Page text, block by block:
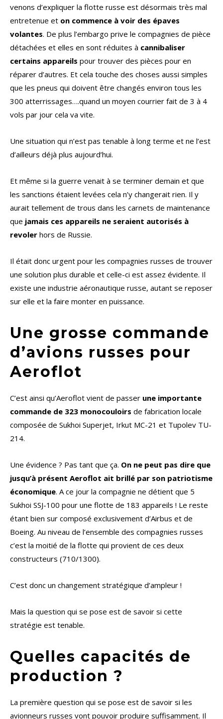
venons d’expliquer la flotte russe est désormais très mal
entretenue et on commence à voir des épaves
volantes. De plus l’embargo prive le compagnies de pièce
détachées et elles en sont réduites à cannibaliser
certains appareils pour trouver des pièces pour en
réparer d’autres. Et cela touche des choses aussi simples
que les pneus qui doivent être changés environ tous les
300 atterrissages….quand un moyen courrier fait de 3 à 4
vols par jour cela va vite.
Une situation qui n’est pas tenable à long terme et ne l’est
d’ailleurs déjà plus aujourd’hui.
Et même si la guerre venait à se terminer demain et que
les sanctions étaient levées cela n’y changerait rien. Il y
aurait tellement de trous dans les carnets de maintenance
que jamais ces appareils ne seraient autorisés à
revoler hors de Russie.
Il était donc urgent pour les compagnies russes de trouver
une solution plus durable et celle-ci est assez évidente. Il
existe une industrie aéronautique russe, autant se reposer
sur elle et la faire monter en puissance.
Une grosse commande
d’avions russes pour
Aeroflot
C’est ainsi qu’Aeroflot vient de passer une importante
commande de 323 monocouloirs de fabrication locale
composée de Sukhoi Superjet, Irkut MC-21 et Tupolev TU-
214.
Une évidence ? Pas tant que ça. On ne peut pas dire que
jusqu’à présent Aeroflot ait brillé par son patriotisme
économique. A ce jour la compagnie ne détient que 5
Sukhoi SSJ-100 pour une flotte de 183 appareils ! Le reste
étant bien sur composé exclusivement d’Airbus et de
Boeing. Au niveau de l’ensemble des compagnies russes
c’est la moitié de la flotte qui provient de ces deux
constructeurs (710/1300).
C’est donc un changement stratégique d’ampleur !
Mais la question qui se pose est de savoir si cette
stratégie est tenable.
Quelles capacités de
production ?
La première question qui se pose est de savoir si les
avionneurs russes vont pouvoir produire suffisamment. Il